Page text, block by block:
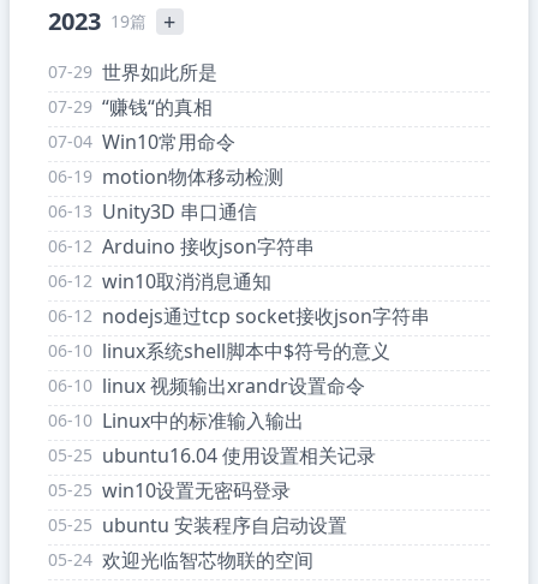
2023 19篇 +
07-29 世界如此所是
07-29 “赚钱“的真相
07-04 Win10常用命令
06-19 motion物体移动检测
06-13 Unity3D 串口通信
06-12 Arduino 接收json字符串
06-12 win10取消消息通知
06-12 nodejs通过tcp socket接收json字符串
06-10 linux系统shell脚本中$符号的意义
06-10 linux 视频输出xrandr设置命令
06-10 Linux中的标准输入输出
05-25 ubuntu16.04 使用设置相关记录
05-25 win10设置无密码登录
05-25 ubuntu 安装程序自启动设置
05-24 欢迎光临智芯物联的空间